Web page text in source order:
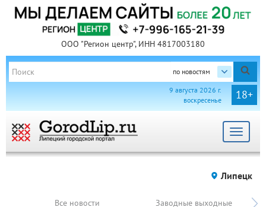
ООО "Регион центр", ИНН 4817003180
по новостям
18+
9 августа 2026 г.
воскресенье
Toggle
Липецк
Все новости Заводные выходные